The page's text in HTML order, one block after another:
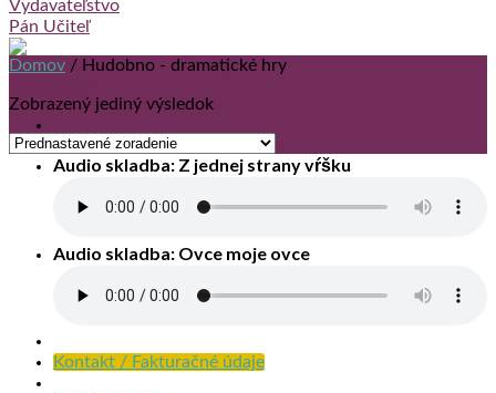
Audio skladba: Z jednej strany vŕšku
Audio skladba: Ovce moje ovce
Kontakt / Fakturačné údaje
Domov / Hudobno - dramatické hry
Zobrazený jediný výsledok